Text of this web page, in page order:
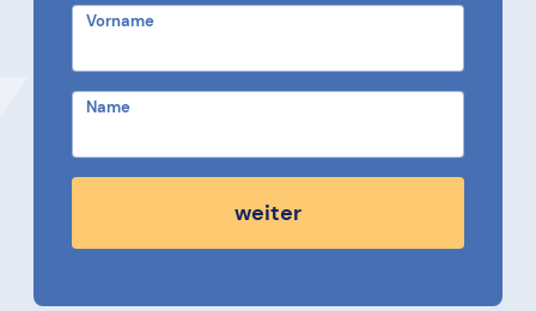
Vorname
Name
weiter